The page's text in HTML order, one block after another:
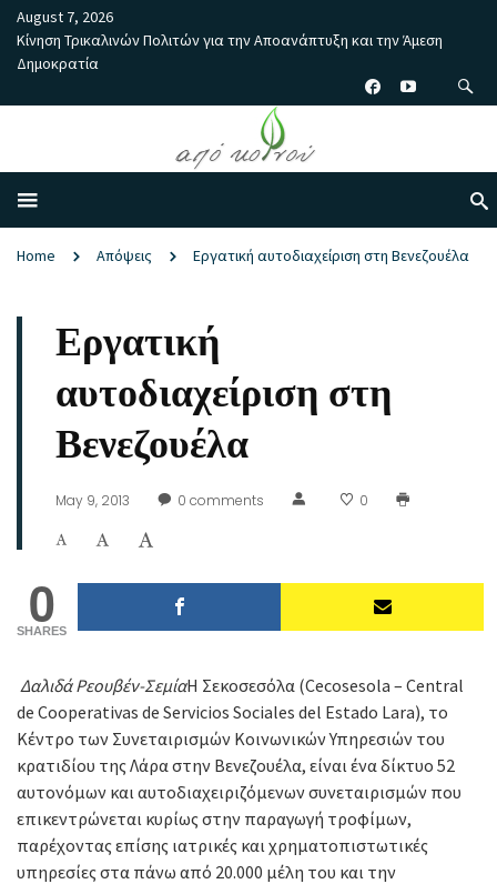
August 7, 2026
Κίνηση Τρικαλινών Πολιτών για την Αποανάπτυξη και την Άμεση
Δημοκρατία
Home Απόψεις Εργατική αυτοδιαχείριση στη Βενεζουέλα
Εργατική
αυτοδιαχείριση στη
Βενεζουέλα
May 9, 2013 0 comments 0
0
SHARES
Δαλιδά Ρεουβέν-ΣεμίαΗ Σεκοσεσόλα (Cecosesola – Central
de Cooperativas de Servicios Sociales del Estado Lara), το
Κέντρο των Συνεταιρισμών Κοινωνικών Υπηρεσιών του
κρατιδίου της Λάρα στην Βενεζουέλα, είναι ένα δίκτυο 52
αυτονόμων και αυτοδιαχειριζόμενων συνεταιρισμών που
επικεντρώνεται κυρίως στην παραγωγή τροφίμων,
παρέχοντας επίσης ιατρικές και χρηματοπιστωτικές
υπηρεσίες στα πάνω από 20.000 μέλη του και την